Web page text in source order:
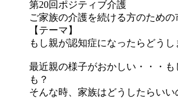
第20回ポジティブ介護
ご家族の介護を続ける方のための
【テーマ】
もし親が認知症になったらどうし
最近親の様子がおかしい・・・
も？
そんな時、家族はどうしたらいい